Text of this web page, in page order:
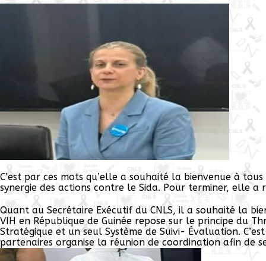
C’est par ces mots qu’elle a souhaité la bienvenue à
synergie des actions contre le Sida. Pour terminer, elle
Quant au Secrétaire Exécutif du CNLS, il a souhaité la
VIH en République de Guinée repose sur le principe du
Stratégique et un seul Système de Suivi- Évaluation.
partenaires organise la réunion de coordination afin de